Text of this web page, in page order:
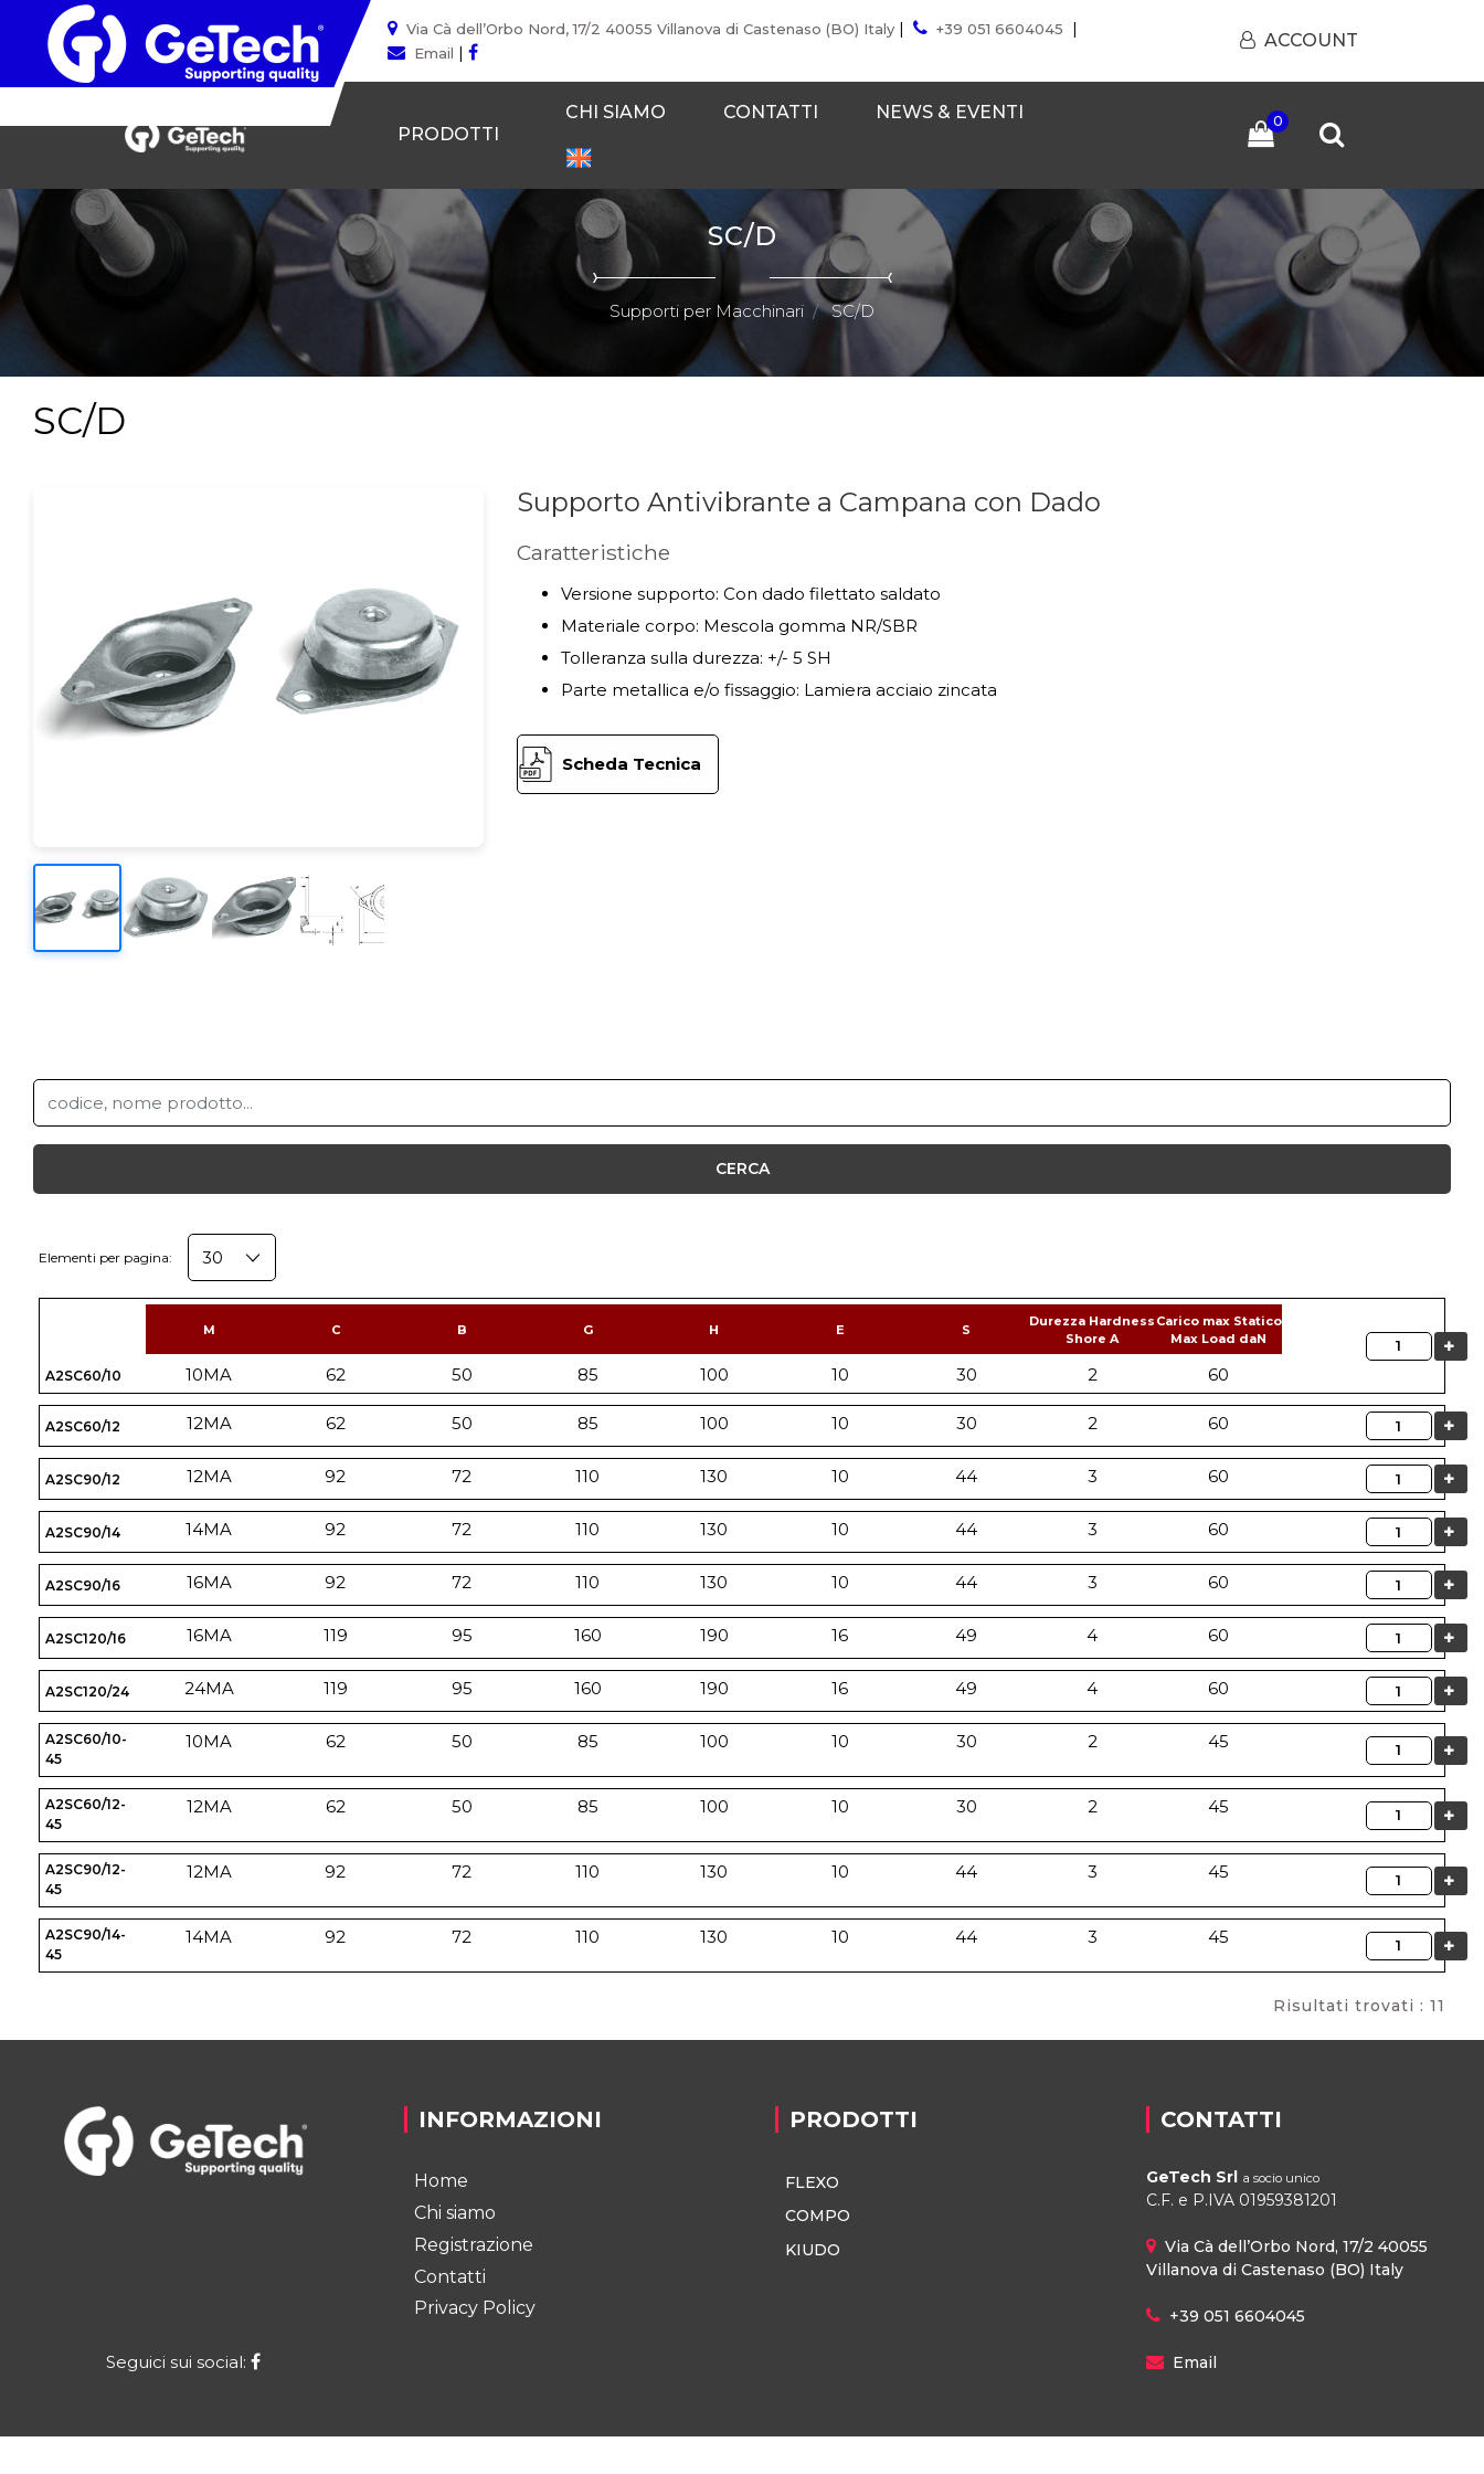
Via Cà dell’Orbo Nord, 17/2 40055 Villanova di Castenaso (BO) Italy | +39 051 6604045 |
Email |
ACCOUNT
PRODOTTI
CHI SIAMO CONTATTI NEWS & EVENTI 0
SC/D
Supporti per Macchinari SC/D
SC/D
Supporto Antivibrante a Campana con Dado
Caratteristiche
Versione supporto: Con dado filettato saldato
Materiale corpo: Mescola gomma NR/SBR
Tolleranza sulla durezza: +/- 5 SH
Parte metallica e/o fissaggio: Lamiera acciaio zincata
Scheda Tecnica
Elementi per pagina:
A2SC60/10
M
10MA
C
62
B
50
G
85
H
100
E
10
S
30
Durezza Hardness
Shore A
2
Carico max Statico
Max Load daN
60
Quantità
A2SC60/12 12MA 62 50 85 100 10 30 2 60 Quantità
A2SC90/12 12MA 92 72 110 130 10 44 3 60 Quantità
A2SC90/14 14MA 92 72 110 130 10 44 3 60 Quantità
A2SC90/16 16MA 92 72 110 130 10 44 3 60 Quantità
A2SC120/16 16MA 119 95 160 190 16 49 4 60 Quantità
A2SC120/24 24MA 119 95 160 190 16 49 4 60 Quantità
A2SC60/10-
45
10MA 62 50 85 100 10 30 2 45 Quantità
A2SC60/12-
45
12MA 62 50 85 100 10 30 2 45 Quantità
A2SC90/12-
45
12MA 92 72 110 130 10 44 3 45 Quantità
A2SC90/14-
45
14MA 92 72 110 130 10 44 3 45 Quantità
Risultati trovati : 11
Seguici sui social:
INFORMAZIONI
Home
Chi siamo
Registrazione
Contatti
Privacy Policy
PRODOTTI
FLEXO
COMPO
KIUDO
CONTATTI
GeTech Srl a socio unico
C.F. e P.IVA 01959381201
Via Cà dell’Orbo Nord, 17/2 40055
Villanova di Castenaso (BO) Italy
+39 051 6604045
Email